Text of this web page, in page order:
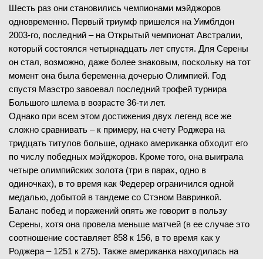
Шесть раз они становились чемпионами мэйджоров
одновременно. Первый триумф пришелся на Уимблдон
2003-го, последний – на Открытый чемпионат Австралии,
который состоялся четырнадцать лет спустя. Для Серены
он стал, возможно, даже более знаковым, поскольку на тот
момент она была беременна дочерью Олимпией. Год
спустя Маэстро завоевал последний трофей турнира
Большого шлема в возрасте 36-ти лет.
Однако при всем этом достижения двух легенд все же
сложно сравнивать – к примеру, на счету Роджера на
тридцать титулов больше, однако американка обходит его
по числу победных мэйджоров. Кроме того, она выиграла
четыре олимпийских золота (три в парах, одно в
одиночках), в то время как Федерер ограничился одной
медалью, добытой в тандеме со Стэном Вавринкой.
Баланс побед и поражений опять же говорит в пользу
Серены, хотя она провела меньше матчей (в ее случае это
соотношение составляет 858 к 156, в то время как у
Роджера – 1251 к 275). Также американка находилась на